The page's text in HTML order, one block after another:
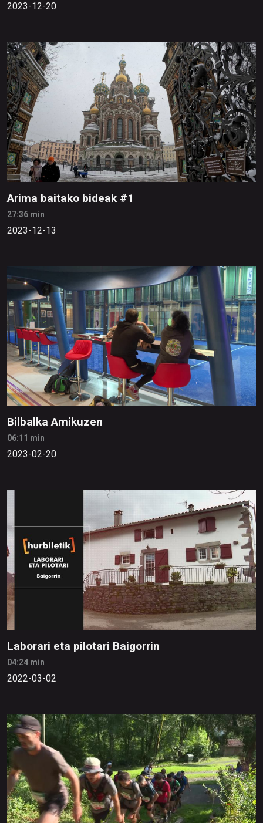
2023-12-20
Arima baitako bideak #1
27:36 min
2023-12-13
Bilbalka Amikuzen
06:11 min
2023-02-20
Laborari eta pilotari Baigorrin
04:24 min
2022-03-02